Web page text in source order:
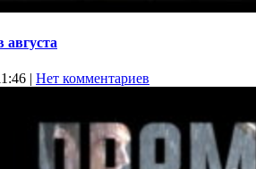
августа
| Нет комментариев